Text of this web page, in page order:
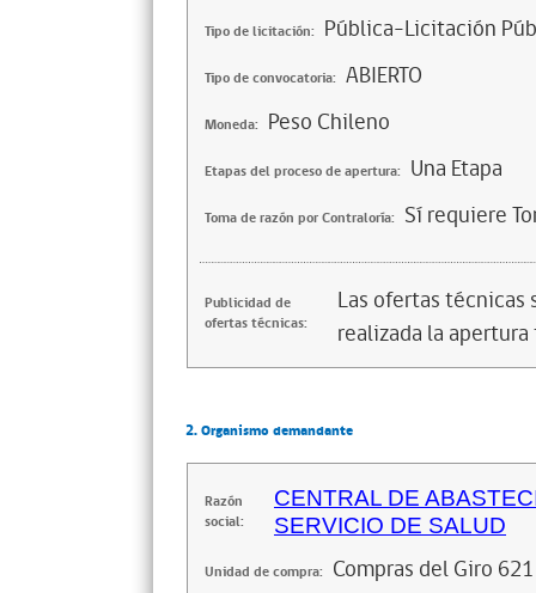
Tipo de licitación: Pública-Licitación
Tipo de convocatoria: ABIERTO
Moneda: Peso Chileno
Etapas del proceso de apertura: Una Etapa
Toma de razón por Contraloría: Sí requiere
Publicidad de
ofertas técnicas:
Las ofertas
realizada la
2. Organismo demandante
Razón
social:
CENTRAL DE
SERVICIO DE SALUD
Unidad de compra: Compras del Giro 621